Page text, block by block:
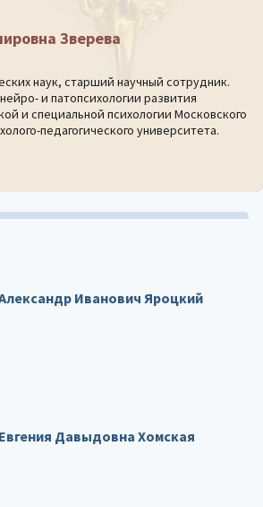
Зверева
наук, старший научный сотрудник.
и патопсихологии развития
и специальной психологии Московского
педагогического университета.
Иванович Яроцкий
Евгения Давыдовна Хомская